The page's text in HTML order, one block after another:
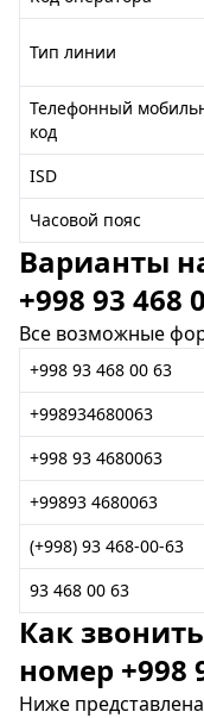
Тип линии
Телефонный
код
ISD
Часовой пояс
Варианты
+998 93 468
Все возможные
+998 93 468 00 63
+998934680063
+998 93 4680063
+99893 4680063
(+998) 93 468-00-63
93 468 00 63
Как
номер +998
Ниже